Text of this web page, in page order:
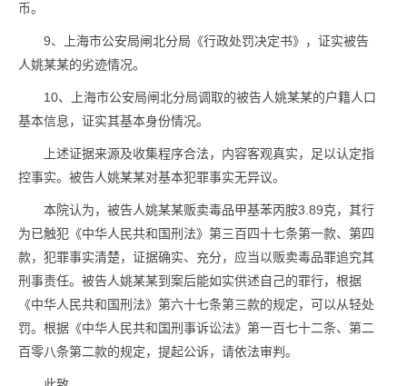
币。
9、上海市公安局闸北分局《行政处罚决定书》，证实被告
人姚某某的劣迹情况。
10、上海市公安局闸北分局调取的被告人姚某某的户籍人口
基本信息，证实其基本身份情况。
上述证据来源及收集程序合法，内容客观真实，足以认定指
控事实。被告人姚某某对基本犯罪事实无异议。
本院认为，被告人姚某某贩卖毒品甲基苯丙胺3.89克，其行
为已触犯《中华人民共和国刑法》第三百四十七条第一款、第四
款，犯罪事实清楚，证据确实、充分，应当以贩卖毒品罪追究其
刑事责任。被告人姚某某到案后能如实供述自己的罪行，根据
《中华人民共和国刑法》第六十七条第三款的规定，可以从轻处
罚。根据《中华人民共和国刑事诉讼法》第一百七十二条、第二
百零八条第二款的规定，提起公诉，请依法审判。